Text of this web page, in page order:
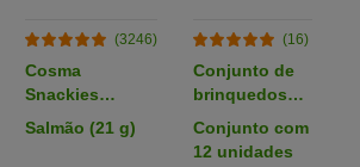
(3246)
Cosma
Snackies
snacks
liofilizados para
Salmão (21 g)
(16)
Conjunto de
brinquedos
com bolas e
ratos para
Conjunto com
12 unidades